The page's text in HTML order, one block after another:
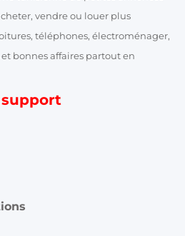
vendre ou louer plus
téléphones, électroménager,
bonnes affaires partout en